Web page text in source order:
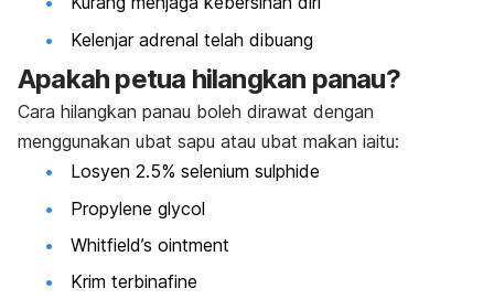
Kelenjar adrenal telah dibuang
Apakah petua hilangkan panau?
Cara hilangkan panau boleh dirawat dengan
menggunakan ubat sapu atau ubat makan iaitu:
Losyen 2.5% selenium sulphide
Propylene glycol
Whitfield’s ointment
Krim terbinafine